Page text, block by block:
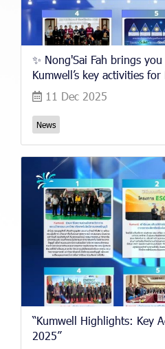
✨ Nong'Sai Fah brings
Kumwell’s key activities
11 Dec 2025
News
“Kumwell Highlights: Key
2025”